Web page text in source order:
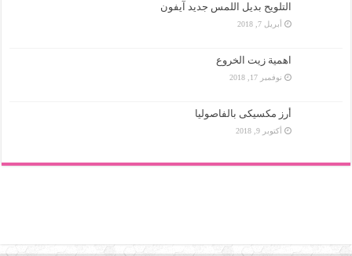
التلويح بديل اللمس جديد آيفون
أبريل 7, 2018
اهمية زيت الخروع
نوفمبر 17, 2018
أرز مكسيكى بالفاصوليا
أكتوبر 9, 2018